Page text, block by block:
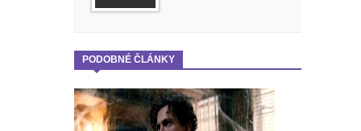
kterou ztvárnila Sadie Sink?
God of War: Novým Kratosem by
PODOBNÉ ČLÁNKY